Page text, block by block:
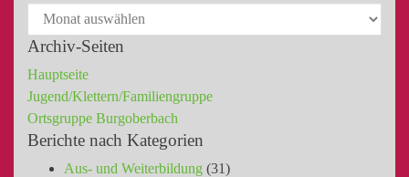
Archiv-Seiten
Hauptseite
Jugend/Klettern/Familiengruppe
Ortsgruppe Burgoberbach
Berichte nach Kategorien
Aus- und Weiterbildung (31)